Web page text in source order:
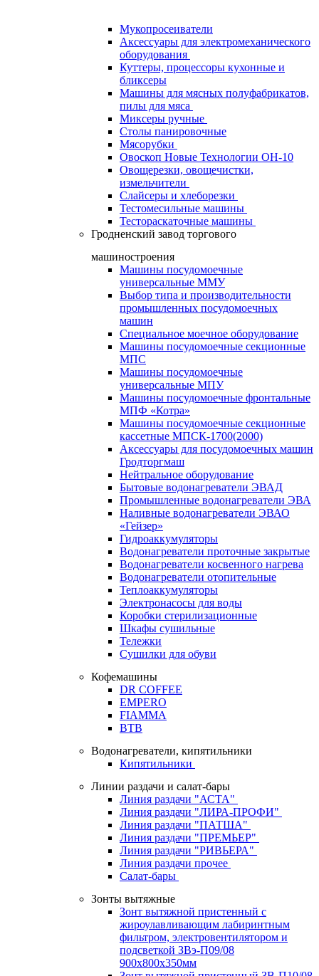
Мукопросеиватели
Аксессуары для электромеханического
оборудования
Куттеры, процессоры кухонные и
бликсеры
Машины для мясных полуфабрикатов,
пилы для мяса
Миксеры ручные
Столы панировочные
Мясорубки
Овоскоп Новые Технологии ОН-10
Овощерезки, овощечистки,
измельчители
Слайсеры и хлеборезки
Тестомесильные машины
Тестораскаточные машины
Гродненский завод торгового
машиностроения
Машины посудомоечные
универсальные ММУ
Выбор типа и производительности
промышленных посудомоечных
машин
Специальное моечное оборудование
Машины посудомоечные секционные
МПС
Машины посудомоечные
универсальные МПУ
Машины посудомоечные фронтальные
МПФ «Котра»
Машины посудомоечные секционные
кассетные МПСК-1700(2000)
Аксессуары для посудомоечных машин
Гродторгмаш
Нейтральное оборудование
Бытовые водонагреватели ЭВАД
Промышленные водонагреватели ЭВА
Наливные водонагреватели ЭВАО
«Гейзер»
Гидроаккумуляторы
Водонагреватели проточные закрытые
Водонагреватели косвенного нагрева
Водонагреватели отопительные
Теплоаккумуляторы
Электронасосы для воды
Коробки стерилизационные
Шкафы сушильные
Тележки
Сушилки для обуви
Кофемашины
DR COFFEE
EMPERO
FIAMMA
BTB
Водонагреватели, кипятильники
Кипятильники
Линии раздачи и салат-бары
Линия раздачи "АСТА"
Линия раздачи "ЛИРА-ПРОФИ"
Линия раздачи "ПАТША"
Линия раздачи "ПРЕМЬЕР"
Линия раздачи "РИВЬЕРА"
Линия раздачи прочее
Салат-бары
Зонты вытяжные
Зонт вытяжной пристенный с
жироулавливающим лабиринтным
фильтром, электровентилятором и
подсветкой ЗВэ-П09/08
900х800х350мм